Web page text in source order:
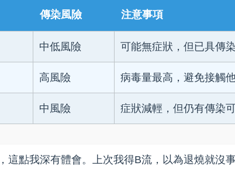
傳染風險 注意事項
中低風險 可能無症狀，但已具傳
高風險 病毒量最高，避免接觸
中風險 症狀減輕，但仍有傳染
這點我深有體會。上次我得B流，以為退燒就沒